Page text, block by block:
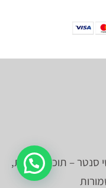
סנטר – תוכן, תמונות,